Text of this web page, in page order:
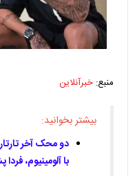
منبع: خبرآنلاین
بیشتر بخوانید:
دو محک آخر
با آلومینیوم،